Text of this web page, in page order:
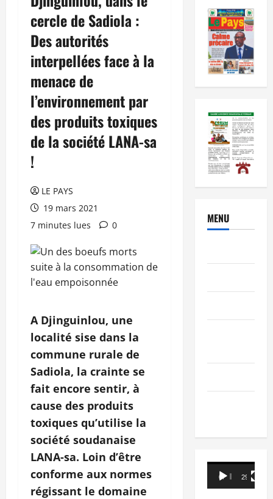
cercle de Sadiola :
Des autorités
interpellées face à la
menace de
l’environnement par
des produits toxiques
de la société LANA-sa
!
LE PAYS
19 mars 2021
7 minutes lues
0
A Djinguinlou, une
localité sise dans la
commune rurale de
Sadiola, la crainte se
fait encore sentir, à
cause des produits
toxiques qu’utilise la
société soudanaise
LANA-sa. Loin d’être
conforme aux normes
régissant le domaine
MENU
Lecteur
vidéo
00:00 29:21